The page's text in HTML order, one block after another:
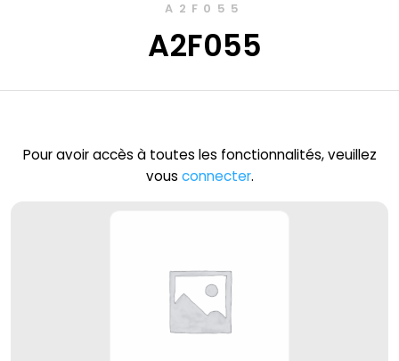
A2F055
A2F055
Pour avoir accès à toutes les fonctionnalités, veuillez
vous connecter.